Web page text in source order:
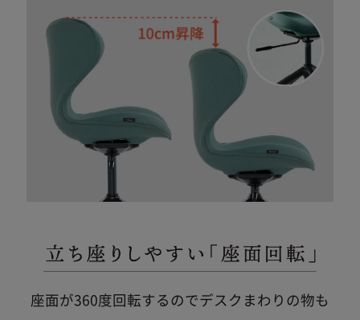
座面が360度回転するのでデスクまわりの物も